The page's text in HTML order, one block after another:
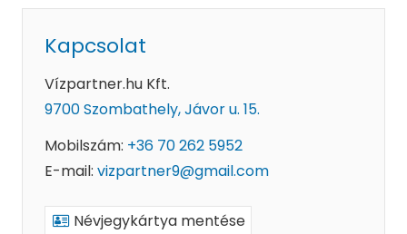
Kapcsolat
Vízpartner.hu Kft.
9700 Szombathely, Jávor u. 15.
Mobilszám: +36 70 262 5952
E-mail: vizpartner9@gmail.com
Névjegykártya mentése